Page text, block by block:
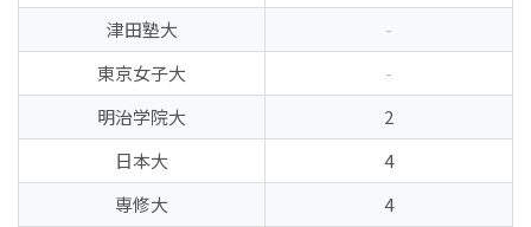
津田塾大
-
東京女子大
-
明治学院大
2
日本大
4
専修大
4